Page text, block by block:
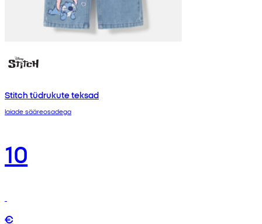
Stitch tüdrukute teksad
laiade sääreosadega
10
€